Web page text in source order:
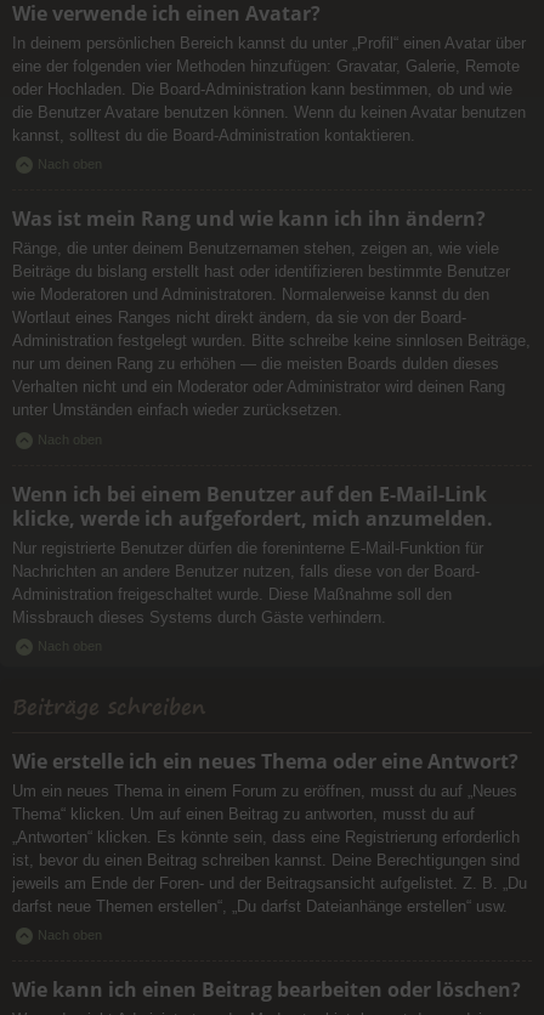
Wie verwende ich einen Avatar?
In deinem persönlichen Bereich kannst du unter „Profil“ einen Avatar über
eine der folgenden vier Methoden hinzufügen: Gravatar, Galerie, Remote
oder Hochladen. Die Board-Administration kann bestimmen, ob und wie
die Benutzer Avatare benutzen können. Wenn du keinen Avatar benutzen
kannst, solltest du die Board-Administration kontaktieren.
Nach oben
Was ist mein Rang und wie kann ich ihn ändern?
Ränge, die unter deinem Benutzernamen stehen, zeigen an, wie viele
Beiträge du bislang erstellt hast oder identifizieren bestimmte Benutzer
wie Moderatoren und Administratoren. Normalerweise kannst du den
Wortlaut eines Ranges nicht direkt ändern, da sie von der Board-
Administration festgelegt wurden. Bitte schreibe keine sinnlosen Beiträge,
nur um deinen Rang zu erhöhen — die meisten Boards dulden dieses
Verhalten nicht und ein Moderator oder Administrator wird deinen Rang
unter Umständen einfach wieder zurücksetzen.
Nach oben
Wenn ich bei einem Benutzer auf den E-Mail-Link
klicke, werde ich aufgefordert, mich anzumelden.
Nur registrierte Benutzer dürfen die foreninterne E-Mail-Funktion für
Nachrichten an andere Benutzer nutzen, falls diese von der Board-
Administration freigeschaltet wurde. Diese Maßnahme soll den
Missbrauch dieses Systems durch Gäste verhindern.
Nach oben
Beiträge schreiben
Wie erstelle ich ein neues Thema oder eine Antwort?
Um ein neues Thema in einem Forum zu eröffnen, musst du auf „Neues
Thema“ klicken. Um auf einen Beitrag zu antworten, musst du auf
„Antworten“ klicken. Es könnte sein, dass eine Registrierung erforderlich
ist, bevor du einen Beitrag schreiben kannst. Deine Berechtigungen sind
jeweils am Ende der Foren- und der Beitragsansicht aufgelistet. Z. B. „Du
darfst neue Themen erstellen“, „Du darfst Dateianhänge erstellen“ usw.
Nach oben
Wie kann ich einen Beitrag bearbeiten oder löschen?